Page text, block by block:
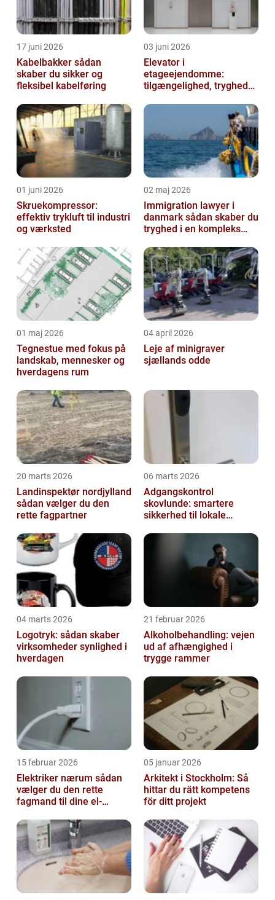
17 juni 2026
Kabelbakker sådan
skaber du sikker og
fleksibel kabelføring
03 juni 2026
Elevator i
etageejendomme:
tilgængelighed, tryghed
01 juni 2026
Skruekompressor:
effektiv trykluft til industri
og værksted
02 maj 2026
Immigration lawyer i
danmark sådan skaber du
tryghed i en kompleks
01 maj 2026
Tegnestue med fokus på
landskab, mennesker og
hverdagens rum
04 april 2026
Leje af minigraver
sjællands odde
20 marts 2026
Landinspektør nordjylland
sådan vælger du den
rette fagpartner
06 marts 2026
Adgangskontrol
skovlunde: smartere
sikkerhed til lokale
04 marts 2026
Logotryk: sådan skaber
virksomheder synlighed i
hverdagen
21 februar 2026
Alkoholbehandling: vejen
ud af afhængighed i
trygge rammer
15 februar 2026
Elektriker nærum sådan
vælger du den rette
fagmand til dine el-
05 januar 2026
Arkitekt i Stockholm: Så
hittar du rätt kompetens
för ditt projekt